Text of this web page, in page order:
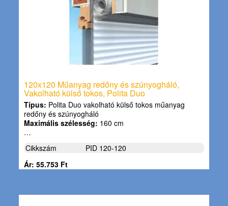
120x120 Műanyag redőny és szúnyogháló,
Vakolható külső tokos, Polita Duo
Típus: Polita Duo vakolható külső tokos műanyag
redőny és szúnyogháló
Maximális szélesség: 160 cm
…
Cikkszám
PID 120-120
Ár: 55.753 Ft